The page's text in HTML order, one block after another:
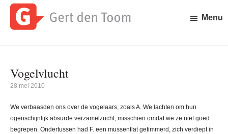
Door
Spring
den
Toom
bezig?
Menu
Vogelvlucht
28 mei 2010
We verbaasden ons over de vogelaars, zoals A. We lachten om hun
ogenschijnlijk absurde verzamelzucht, misschien omdat we ze niet goed
begrepen. Ondertussen had F. een mussenflat getimmerd, zich verdiept in